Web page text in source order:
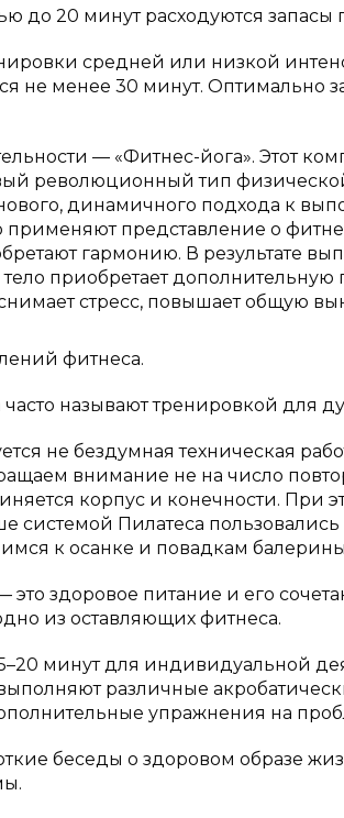
до 20 минут расходуются запасы
средней или низкой
не менее 30 минут. Оптимально
— «Фитнес-йога». Этот
революционный тип
динамичного подхода к
представление о
гармонию. В результате
приобретает дополнительную
стресс, повышает общую
фитнеса.
называют тренировкой для
не бездумная техническая
внимание не на число
корпус и конечности. При
системой Пилатеса
к осанке и повадкам
здоровое питание и его
из оставляющих фитнеса.
минут для индивидуальной
различные
упражнения на
беседы о здоровом образе